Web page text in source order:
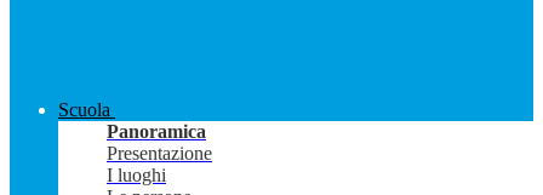
Scuola
Panoramica
Presentazione
I luoghi